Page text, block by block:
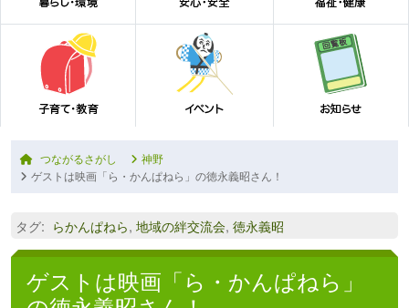
つながるさがし
神野
ゲストは映画「ら・かんぱねら」の徳永義昭さん！
タグ: らかんぱねら, 地域の絆交流会, 徳永義昭
ゲストは映画「ら・かんぱねら」